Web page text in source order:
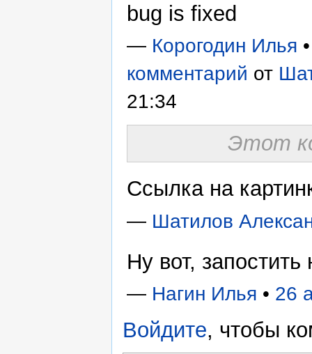
bug is fixed
— Корогодин Илья
комментарий от
21:34
Этот
Ссылка на
— Шатилов
Ну вот,
— Нагин Илья • 26
Войдите, чтобы